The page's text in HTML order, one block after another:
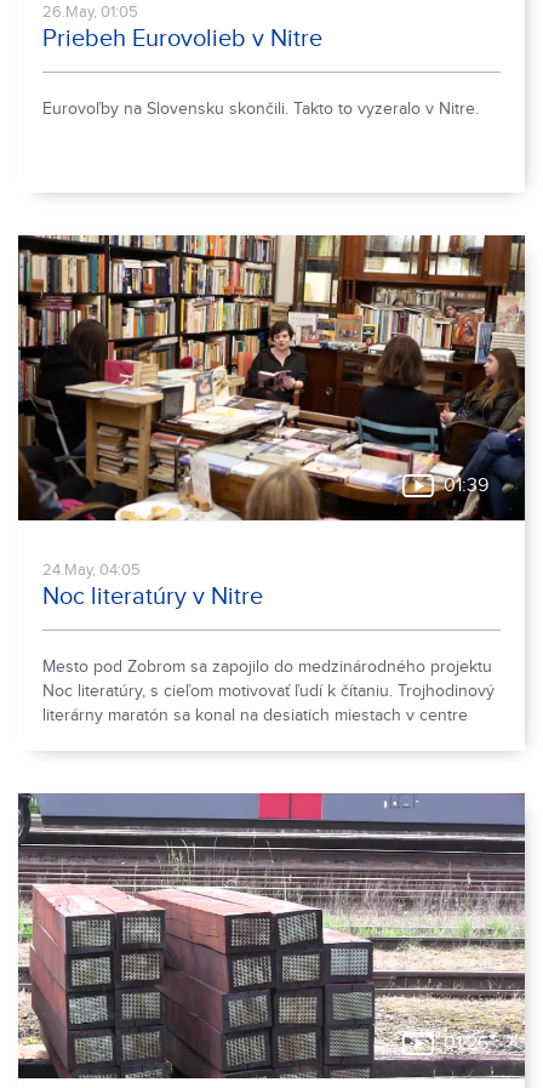
26.May, 01:05
Priebeh Eurovolieb v Nitre
Eurovoľby na Slovensku skončili. Takto to vyzeralo v Nitre.
01:39
24.May, 04:05
Noc literatúry v Nitre
Mesto pod Zobrom sa zapojilo do medzinárodného projektu
Noc literatúry, s cieľom motivovať ľudí k čítaniu. Trojhodinový
literárny maratón sa konal na desiatich miestach v centre
01:26